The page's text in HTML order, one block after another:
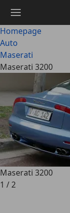
naar
hoofdinhoud
Homepage
Auto
Maserati
Maserati 3200
Maserati 3200
1 /2